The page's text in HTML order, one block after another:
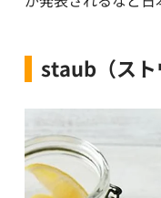
staub（スト